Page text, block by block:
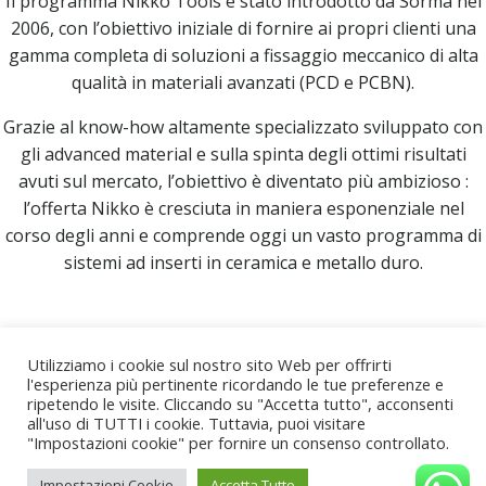
2006, con l’obiettivo iniziale di fornire ai propri clienti una
gamma completa di soluzioni a fissaggio meccanico di alta
qualità in materiali avanzati (PCD e PCBN).
Grazie al know-how altamente specializzato sviluppato con
gli advanced material e sulla spinta degli ottimi risultati
avuti sul mercato, l’obiettivo è diventato più ambizioso :
l’offerta Nikko è cresciuta in maniera esponenziale nel
corso degli anni e comprende oggi un vasto programma di
sistemi ad inserti in ceramica e metallo duro.
© 2026 For-Met Utensili. Created for free using
Utilizziamo i cookie sul nostro sito Web per offrirti
l'esperienza più pertinente ricordando le tue preferenze e
ripetendo le visite. Cliccando su "Accetta tutto", acconsenti
all'uso di TUTTI i cookie. Tuttavia, puoi visitare
"Impostazioni cookie" per fornire un consenso controllato.